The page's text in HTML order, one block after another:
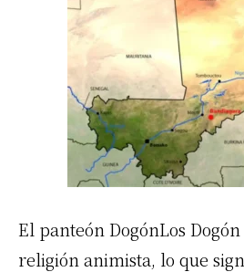
El panteón DogónLos
religión animista, lo que